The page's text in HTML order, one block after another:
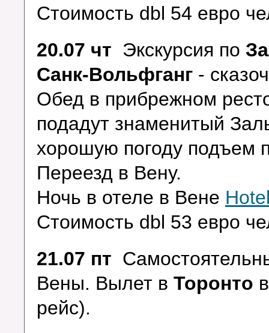
Стоимость dbl 54 евро
20.07 чт Экскурсия по
Санк-Вольфганг -
Обед в прибрежном
подадут знаменитый
хорошую погоду подъем
Переезд в Вену.
Ночь в отеле в Вене
Стоимость dbl 53 евро
21.07 пт
Вены. Вылет в Торонто
рейс).